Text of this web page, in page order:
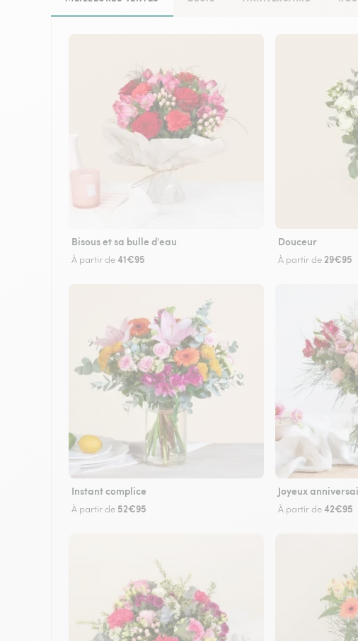
Bisous et sa bulle d'eau
À partir de41€95
Douceur
À partir de 29€95
Instant complice
À partir de 52€95
Joyeux
À partir de42€95